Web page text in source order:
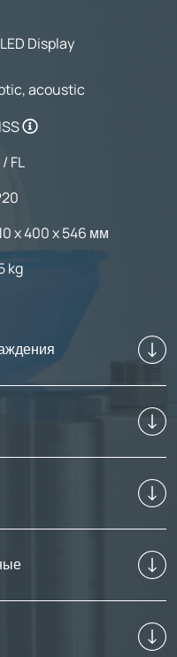
Display
acoustic
/ FL
x 400 x 546 мм
kg